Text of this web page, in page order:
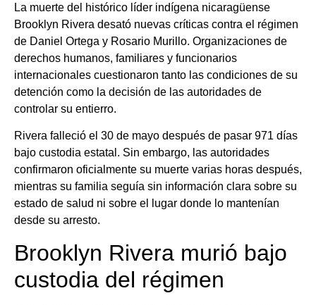
La muerte del histórico líder indígena nicaragüense
Brooklyn Rivera desató nuevas críticas contra el régimen
de Daniel Ortega y Rosario Murillo. Organizaciones de
derechos humanos, familiares y funcionarios
internacionales cuestionaron tanto las condiciones de su
detención como la decisión de las autoridades de
controlar su entierro.
Rivera falleció el 30 de mayo después de pasar 971 días
bajo custodia estatal. Sin embargo, las autoridades
confirmaron oficialmente su muerte varias horas después,
mientras su familia seguía sin información clara sobre su
estado de salud ni sobre el lugar donde lo mantenían
desde su arresto.
Brooklyn Rivera murió bajo
custodia del régimen